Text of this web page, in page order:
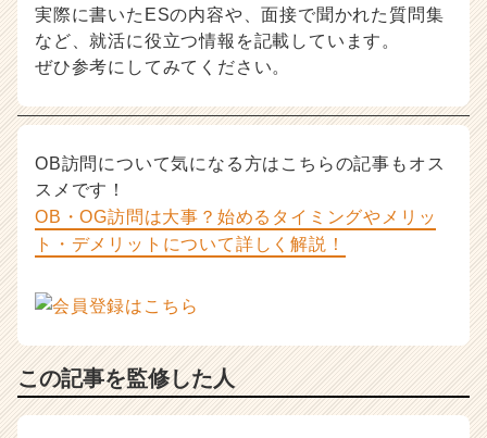
実際に書いたESの内容や、面接で聞かれた質問集
など、就活に役立つ情報を記載しています。
ぜひ参考にしてみてください。
OB訪問について気になる方はこちらの記事もオス
スメです！
OB・OG訪問は大事？始めるタイミングやメリッ
ト・デメリットについて詳しく解説！
この記事を監修した人